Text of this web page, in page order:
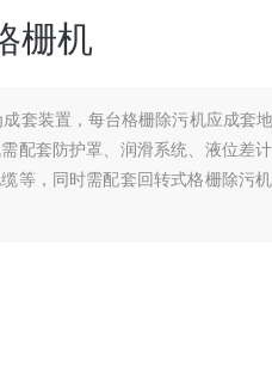
栅机
套装置，每台格栅除污机应成套
配套防护罩、润滑系统、液位差
等，同时需配套回转式格栅除污